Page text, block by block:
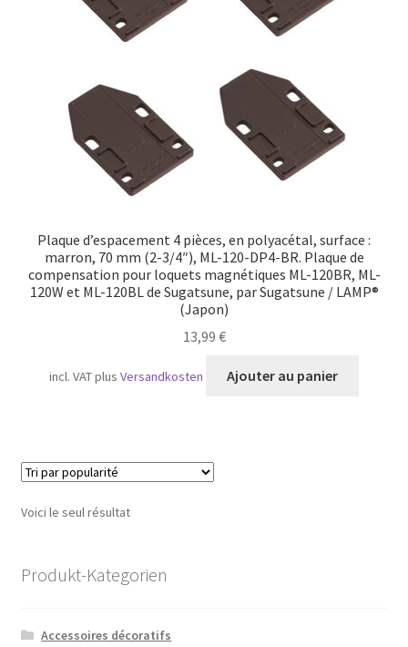
Transport maritime
Plaque d’espacement 4 pièces, en polyacétal, surface :
marron, 70 mm (2-3/4″), ML-120-DP4-BR. Plaque de
compensation pour loquets magnétiques ML-120BR, ML-
120W et ML-120BL de Sugatsune, par Sugatsune / LAMP®
(Japon)
13,99 €
incl. VATplusVersandkosten Ajouter au panier
Voici le seul résultat
Produkt-Kategorien
Accessoires décoratifs